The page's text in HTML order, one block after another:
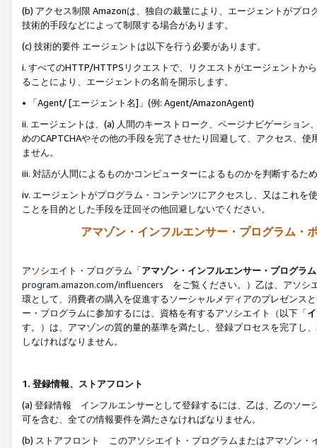
(b) アクセス制限 Amazonは、独自の裁量により、エージェントがプ
技術的手段などによって制限する場合があります。
(c) 技術的要件 エージェントは以下を行う必要があります。
i. すべてのHTTP/HTTPSリクエストで、リクエストがエージェントか
ることにより、エージェントの名前を開示します。
• 「Agent/ [エージェント名]」(例: Agent/AmazonAgent)
ii. エージェントは、(a) 人間のキーストローク、ページナビゲーショ
めのCAPTCHAやその他の手段を完了させたり回避して、アクセス、
ません。
iii. 対話が人間によるものかコンピューターによるものかを判断するた
iv. エージェントがプログラム・コンテンツにアクセスし、又はこれ
ことを目的とした手段を迂回その他回避しないでください。
アマゾン・インフルエンサー・プログラム・
アソシエイト・プログラム「アマゾン・インフルエンサー・プログラム
program.amazon.com/influencers をご覧ください。）乙は、アソシ
環として、消費者の購入を促進するソーシャルメディアのプレゼンス
ー・プログラムに参加するには、資格を有するアソシエイト（以下「
す。）は、アマゾンの質的量的基準を満たし、登録プロセスを完了し、
しなければなりません。
1. 登録情報、ストアフロント
(a) 登録情報 インフルエンサーとして登録するには、乙は、乙のソー
可を含む、全ての情報要件を満たさなければなりません。
(b) ストアフロント このアソシエイト・プログラムまたはアマゾン・